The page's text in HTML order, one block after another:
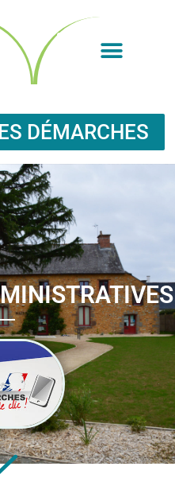
DÉMARCHES